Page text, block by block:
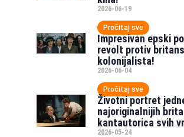
2026-06-19
Pročitaj sve
Impresivan epski
revolt protiv
kolonijalista!
2026-06-04
Pročitaj sve
Životni portret
najoriginalnijih
kantautorica svih
2026-05-24